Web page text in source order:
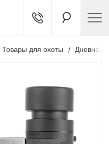
Товары для охоты Дневная